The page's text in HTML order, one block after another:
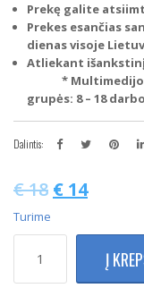
Prekę galite
Prekes esančias
dienas visoje
Atliekant
* Multimedijos:
grupės: 8 – 18
Dalintis:
€18 € 14
Turime
kiekis:
Į